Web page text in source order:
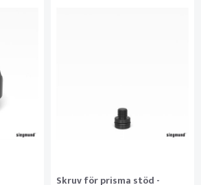
Skruv för prisma stöd -